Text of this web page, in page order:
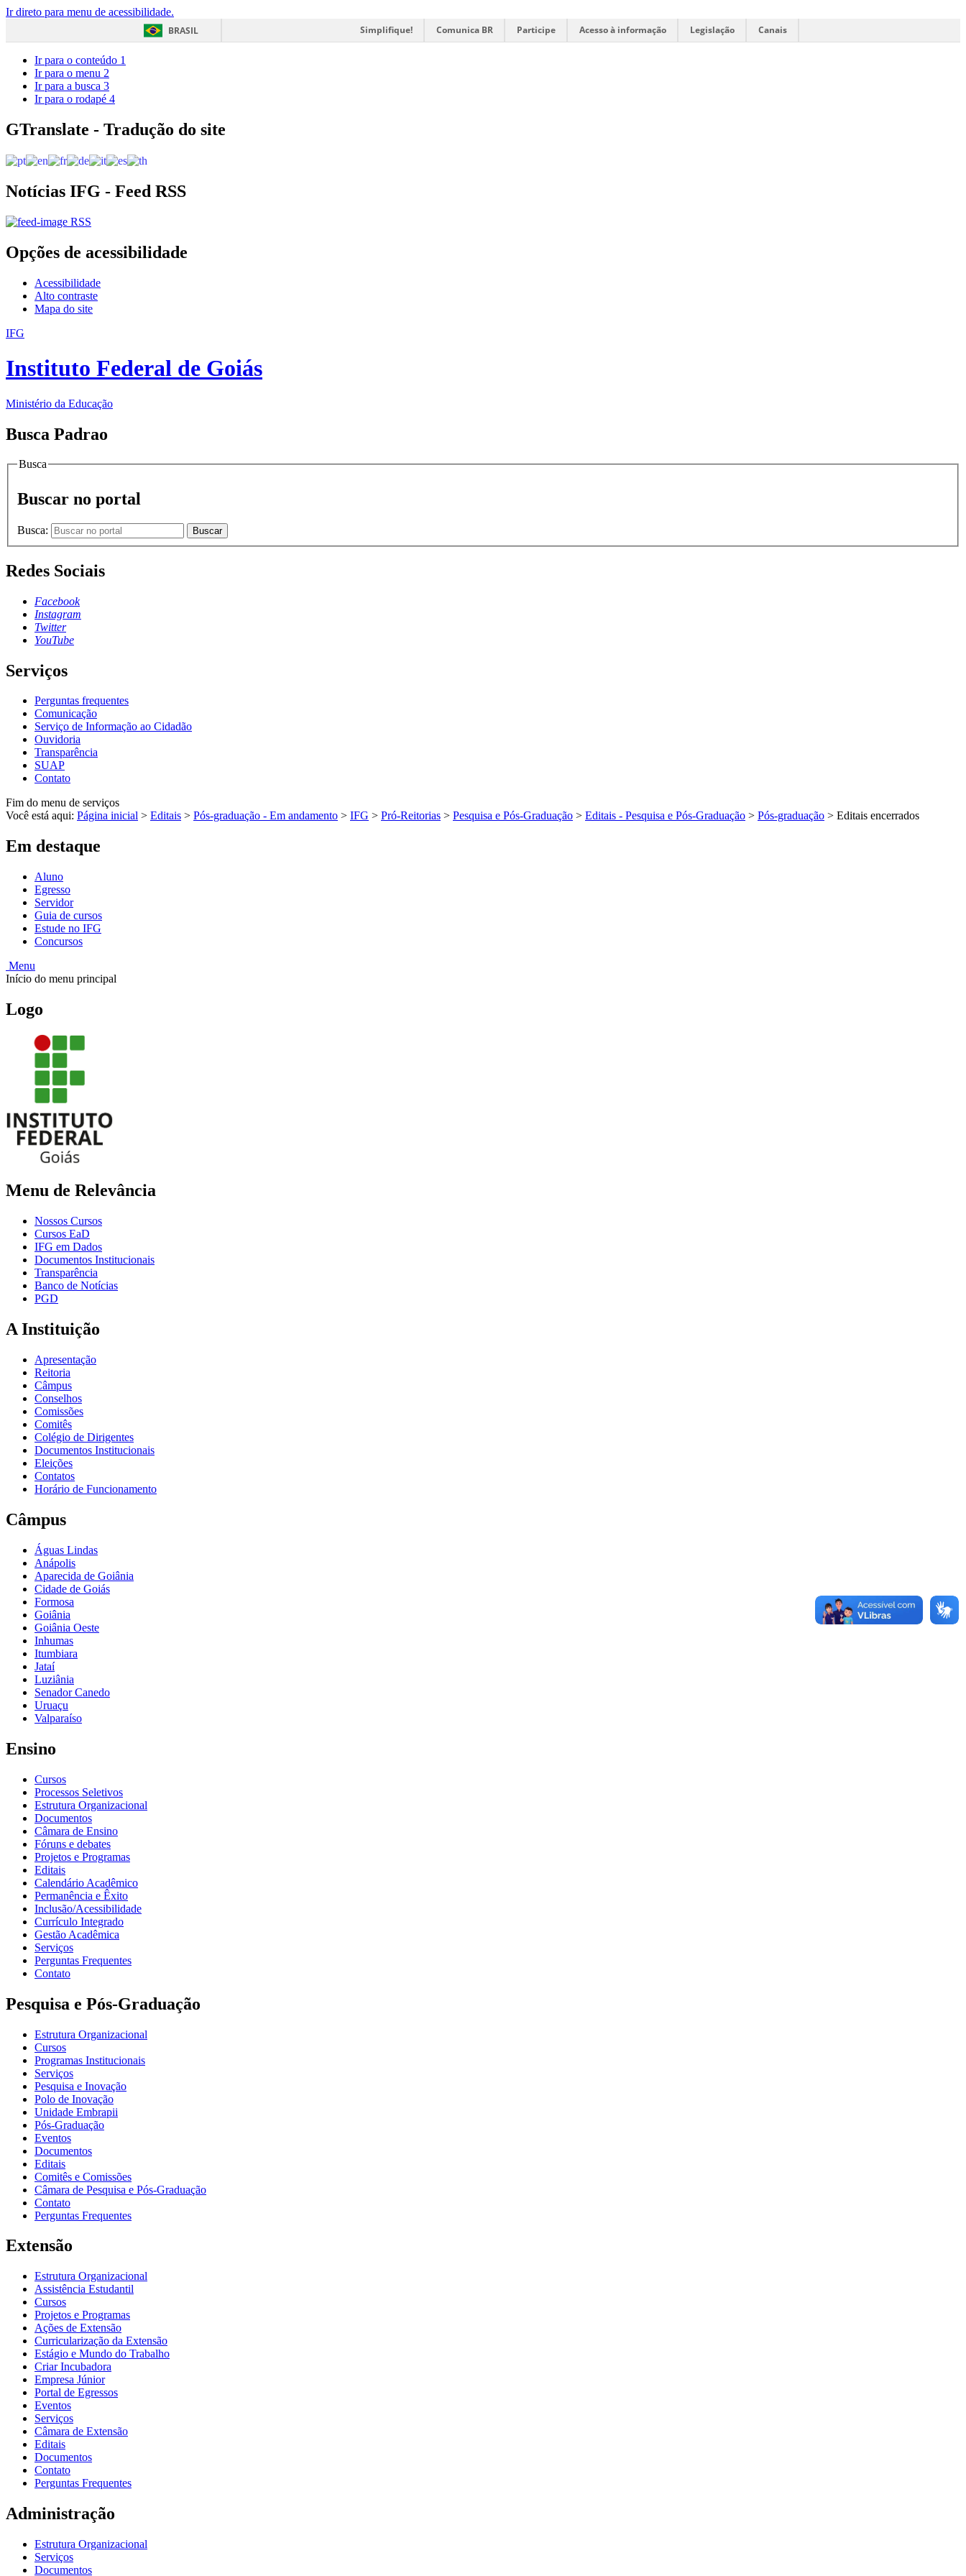
Ir direto para menu de acessibilidade.
BRASIL
Simplifique! Comunica BR Participe Acesso à informação Legislação Canais
Ir para o conteúdo 1
Ir para o menu 2
Ir para a busca 3
Ir para o rodapé 4
GTranslate - Tradução do site
Notícias IFG - Feed RSS
RSS
Opções de acessibilidade
Acessibilidade
Alto contraste
Mapa do site
IFG
Instituto Federal de Goiás
Ministério da Educação
Busca Padrao
Busca
Buscar no portal
Busca: Buscar
Redes Sociais
Facebook
Instagram
Twitter
YouTube
Serviços
Perguntas frequentes
Comunicação
Serviço de Informação ao Cidadão
Ouvidoria
Transparência
SUAP
Contato
Fim do menu de serviços
Você está aqui: Página inicial > Editais > Pós-graduação - Em andamento > IFG > Pró-Reitorias > Pesquisa e Pós-Graduação > Editais - Pesquisa e Pós-Graduação > Pós-graduação > Editais encerrados
Em destaque
Aluno
Egresso
Servidor
Guia de cursos
Estude no IFG
Concursos
Menu
Início do menu principal
Logo
Menu de Relevância
Nossos Cursos
Cursos EaD
IFG em Dados
Documentos Institucionais
Transparência
Banco de Notícias
PGD
A Instituição
Apresentação
Reitoria
Câmpus
Conselhos
Comissões
Comitês
Colégio de Dirigentes
Documentos Institucionais
Eleições
Contatos
Horário de Funcionamento
Câmpus
Águas Lindas
Anápolis
Aparecida de Goiânia
Cidade de Goiás
Formosa
Goiânia
Goiânia Oeste
Inhumas
Itumbiara
Jataí
Luziânia
Senador Canedo
Uruaçu
Valparaíso
Ensino
Cursos
Processos Seletivos
Estrutura Organizacional
Documentos
Câmara de Ensino
Fóruns e debates
Projetos e Programas
Editais
Calendário Acadêmico
Permanência e Êxito
Inclusão/Acessibilidade
Currículo Integrado
Gestão Acadêmica
Serviços
Perguntas Frequentes
Contato
Pesquisa e Pós-Graduação
Estrutura Organizacional
Cursos
Programas Institucionais
Serviços
Pesquisa e Inovação
Polo de Inovação
Unidade Embrapii
Pós-Graduação
Eventos
Documentos
Editais
Comitês e Comissões
Câmara de Pesquisa e Pós-Graduação
Contato
Perguntas Frequentes
Extensão
Estrutura Organizacional
Assistência Estudantil
Cursos
Projetos e Programas
Ações de Extensão
Curricularização da Extensão
Estágio e Mundo do Trabalho
Criar Incubadora
Empresa Júnior
Portal de Egressos
Eventos
Serviços
Câmara de Extensão
Editais
Documentos
Contato
Perguntas Frequentes
Administração
Estrutura Organizacional
Serviços
Documentos